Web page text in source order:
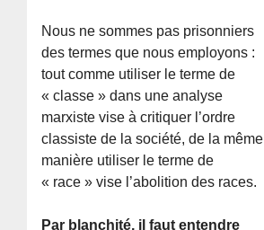
Nous ne sommes pas prisonniers
des termes que nous employons :
tout comme utiliser le terme de
« classe » dans une analyse
marxiste vise à critiquer l’ordre
classiste de la société, de la même
manière utiliser le terme de
« race » vise l’abolition des races.
Par blanchité, il faut entendre